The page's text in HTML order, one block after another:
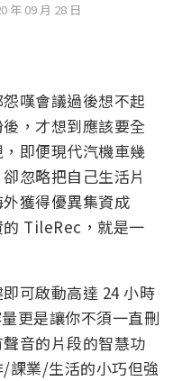
年 09 月 28 日
嘆會議過後想不起
，才想到應該要全
即便現代汽機車幾
忽略把自己生活片
獲得優異集資成
TileRec，就是一
可啟動高達 24 小時
更是讓你不須一直刪
音的片段的智慧功
課業/生活的小巧但強